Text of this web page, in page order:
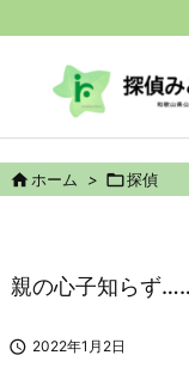
ホーム > 探偵
親の心子知らず
 2022年1月2日